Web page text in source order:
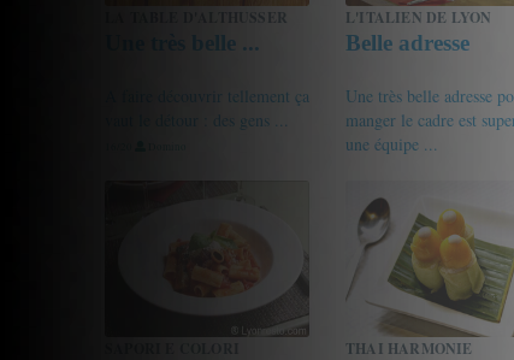
LA TABLE D'ALTHUSSER
Une très belle ...
A faire découvrir tellement ça
vaut le détour : des gens ...
L'ITALIEN DE LYON
Belle adresse
Une très belle adresse
manger le cadre est
une équipe ...
THAI HARMONIE